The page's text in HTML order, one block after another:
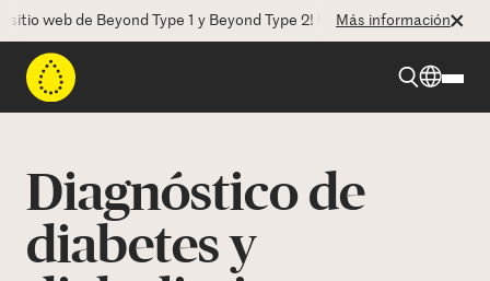
de Beyond Type 1 y Beyond Type 2! La CEO Deborah Dugan nos
Más información
Beyond Type 2
Diagnóstico de
diabetes y